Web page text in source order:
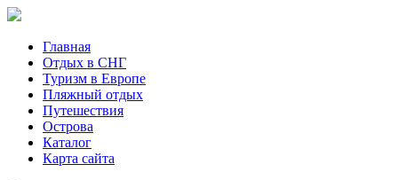
Главная
Отдых в СНГ
Туризм в Европе
Пляжный отдых
Путешествия
Острова
Каталог
Карта сайта